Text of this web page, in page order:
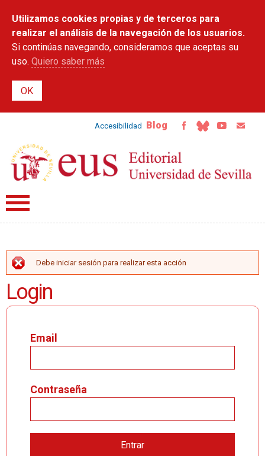
contenido
principal
Utilizamos cookies propias y de terceros para
realizar el análisis de la navegación de los usuarios.
Si continúas navegando, consideramos que aceptas su
uso. Quiero saber más
Accesibilidad Blog
MENSAJE DE ERROR
Debe iniciar sesión para realizar esta acción
Login
Email
Contraseña